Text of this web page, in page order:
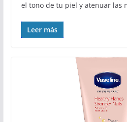
el tono de tu piel y atenuar las
Leer más